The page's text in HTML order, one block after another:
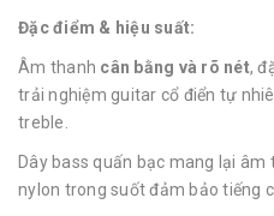
Đặc điểm & hiệu suất:
Âm thanh cân bằng và rõ nét,
trải nghiệm guitar cổ điển tự
treble.
Dây bass quấn bạc mang lại
nylon trong suốt đảm bảo tiếng